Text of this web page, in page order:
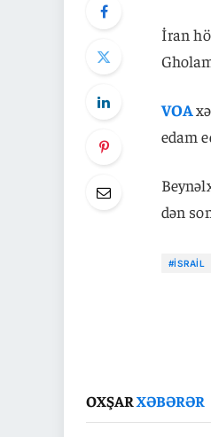
İran
VOA
edam
dən
#İSRAIL
OXŞARXƏBƏRƏR